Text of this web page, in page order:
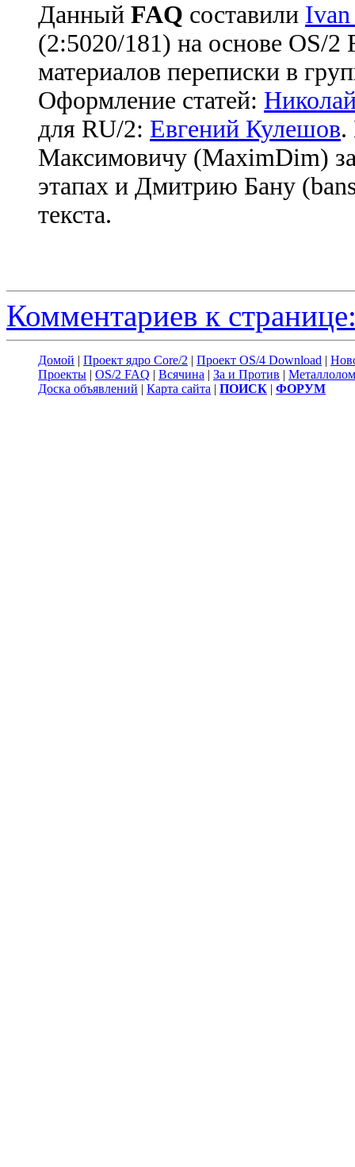
Данный FAQ cоставили
(2:5020/181) на основе OS/
материалов переписки в
Оформление статей:
для RU/2: Евгений Кулешов.
Максимовичу (MaximDim)
этапах и Дмитрию Бану
текста.
Комментариев к
Домой | Проект ядро Core/2 | Проект OS/4 Download |
Проекты | OS/2 FAQ | Всячина | За и Против | Металлолом
Доска объявлений | Карта сайта | ПОИСК | ФОРУМ